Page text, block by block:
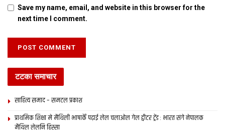
Save my name, email, and website in this browser for the
next time I comment.
टटका समाचार
साहित्य समाद – समटल प्रकाश
प्राथमिक शि‍क्षा मे मैथि‍ली भाषाकेँ पढ़ाई लेल चलाओल गेल ट्वीटर ट्रेंड : भारत संगे नेपालक
मैथिल लेलनि हिस्सा